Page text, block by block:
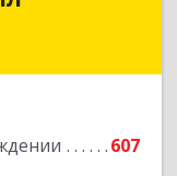
607
Барнаул г,